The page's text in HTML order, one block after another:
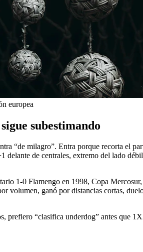
europea
subestimando
“de milagro”. Entra porque recorta el
delante de centrales, extremo del lado
1-0 Flamengo en 1998, Copa
ganó por distancias cortas,
prefiero “clasifica underdog” antes